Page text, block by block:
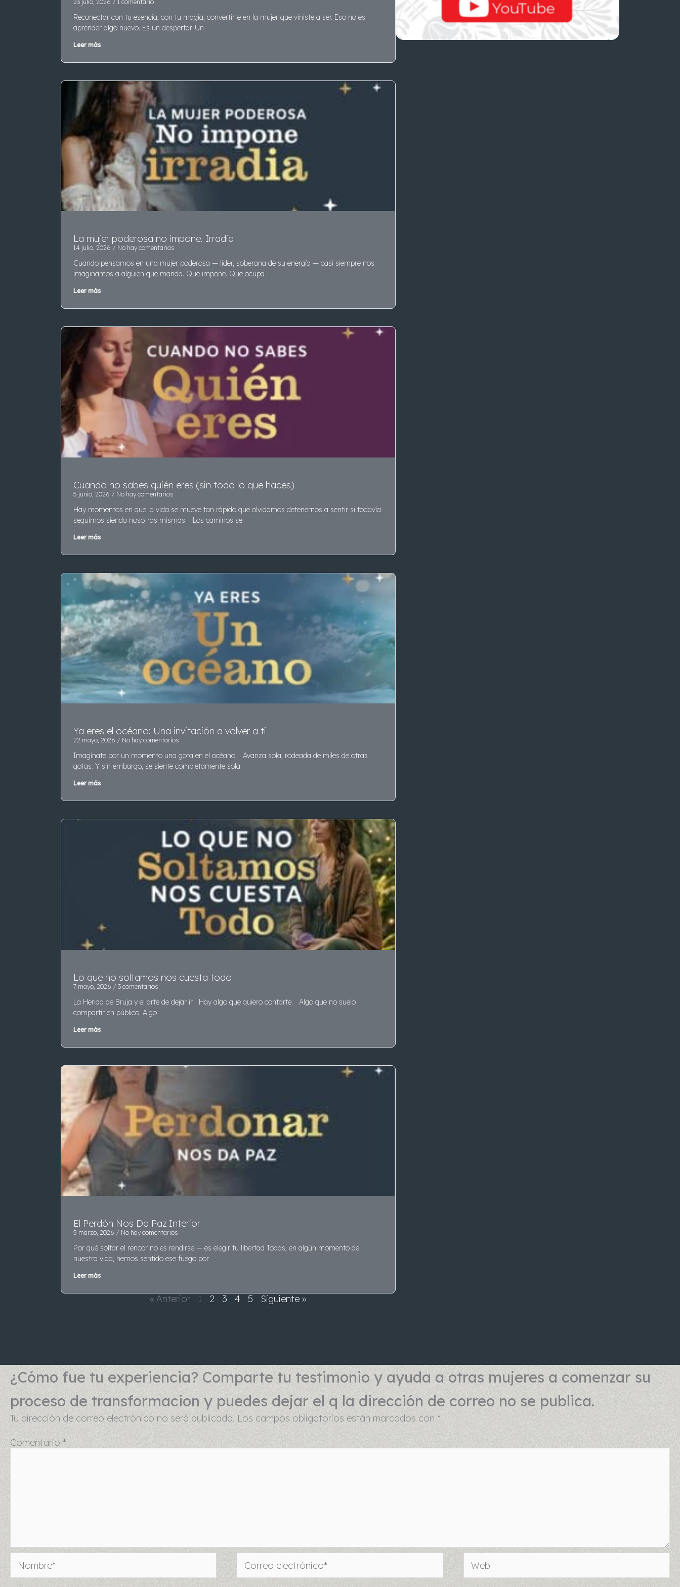
23 julio, 2026 1 comentario
Reconectar con tu esencia, con tu magia, convertirte en la mujer que viniste a ser. Eso no es
aprender algo nuevo. Es un despertar. Un
Leer más
La mujer poderosa no impone. Irradia
14 julio, 2026 No hay comentarios
Cuando pensamos en una mujer poderosa — líder, soberana de su energía — casi siempre nos
imaginamos a alguien que manda. Que impone. Que ocupa
Leer más
Cuando no sabes quién eres (sin todo lo que haces)
5 junio, 2026 No hay comentarios
Hay momentos en que la vida se mueve tan rápido que olvidamos detenernos a sentir si todavía
seguimos siendo nosotras mismas. Los caminos se
Leer más
Ya eres el océano: Una invitación a volver a ti
22 mayo, 2026 No hay comentarios
Imagínate por un momento una gota en el océano. Avanza sola, rodeada de miles de otras
gotas. Y sin embargo, se siente completamente sola.
Leer más
Lo que no soltamos nos cuesta todo
7 mayo, 2026 3 comentarios
La Herida de Bruja y el arte de dejar ir Hay algo que quiero contarte. Algo que no suelo
compartir en público. Algo
Leer más
El Perdón Nos Da Paz Interior
5 marzo, 2026 No hay comentarios
Por qué soltar el rencor no es rendirse — es elegir tu libertad Todas, en algún momento de
nuestra vida, hemos sentido ese fuego por
Leer más
« Anterior 1 2 3 4 5 Siguiente »
¿Cómo fue tu experiencia? Comparte tu testimonio y ayuda a otras mujeres a comenzar su
proceso de transformacion y puedes dejar el q la dirección de correo no se publica.
Tu dirección de correo electrónico no será publicada. Los campos obligatorios están marcados con *
Comentario *
electrónico*